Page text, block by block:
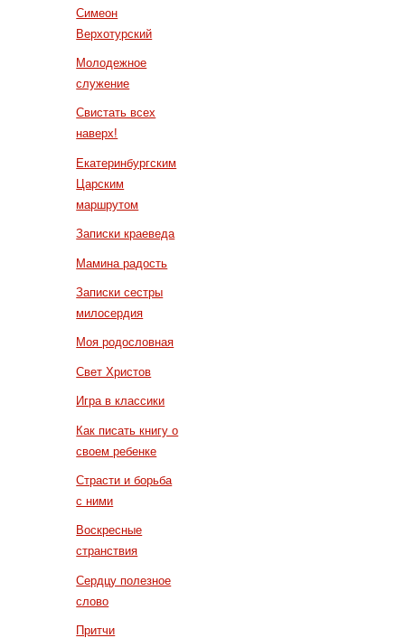
Симеон
Верхотурский
Молодежное
служение
Свистать всех
наверх!
Екатеринбургским
Царским
маршрутом
Записки краеведа
Мамина радость
Записки сестры
милосердия
Моя родословная
Свет Христов
Игра в классики
Как писать книгу о
своем ребенке
Страсти и борьба
с ними
Воскресные
странствия
Сердцу полезное
слово
Притчи